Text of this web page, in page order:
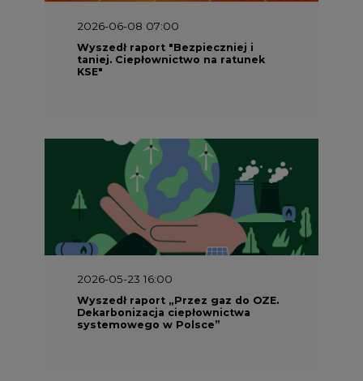
2026-06-08 07:00
Wyszedł raport "Bezpieczniej i
taniej. Ciepłownictwo na ratunek
KSE"
2026-05-23 16:00
Wyszedł raport „Przez gaz do OZE.
Dekarbonizacja ciepłownictwa
systemowego w Polsce”